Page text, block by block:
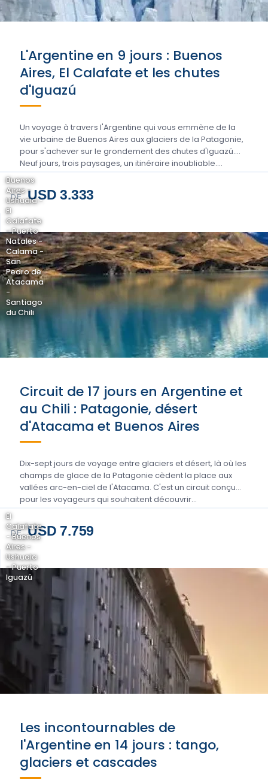
L'Argentine en 9 jours : Buenos
Aires, El Calafate et les chutes
d'Iguazú
Un voyage à travers l'Argentine qui vous emmène de la
vie urbaine de Buenos Aires aux glaciers de la Patagonie,
pour s'achever sur le grondement des chutes d'Iguazú.
Neuf jours, trois paysages, un itinéraire inoubliable….
DE USD 3.333
Buenos
Aires -
Ushuaia -
El
Calafate
- Puerto
Natales -
Calama -
San
Pedro de
Atacama
-
Santiago
du Chili
Circuit de 17 jours en Argentine et
au Chili : Patagonie, désert
d'Atacama et Buenos Aires
Dix-sept jours de voyage entre glaciers et désert, là où les
champs de glace de la Patagonie cèdent la place aux
vallées arc-en-ciel de l'Atacama. C'est un circuit conçu
pour les voyageurs qui souhaitent découvrir…
DE USD 7.759
El
Calafate
- Buenos
Aires -
Ushuaia
- Puerto
Iguazú
Les incontournables de
l'Argentine en 14 jours : tango,
glaciers et cascades